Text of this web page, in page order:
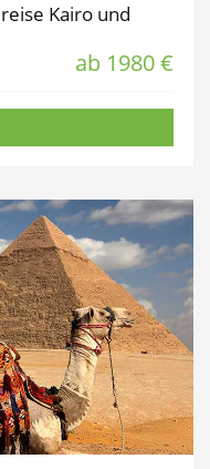
Kairo und
ab 1980 €